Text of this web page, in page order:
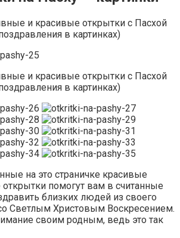
на это страничке красивые
помогут вам в считанные
близких людей из своего
Светлым Христовым Воскресением.
своим родным, ведь это так